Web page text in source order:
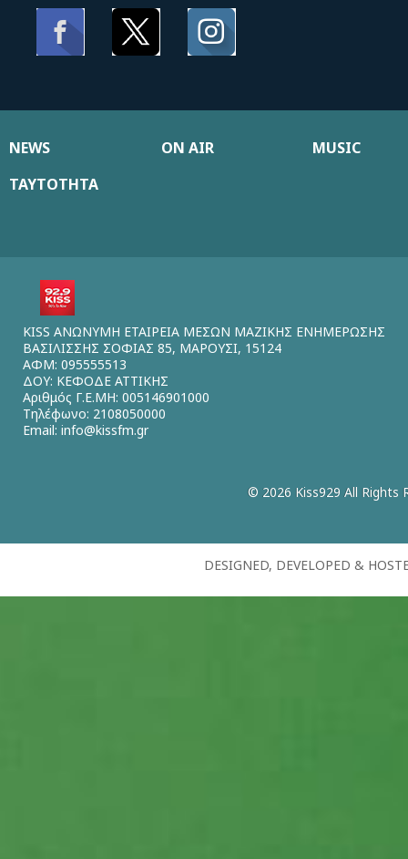
NEWS ON AIR
MUSIC
ΤΑΥΤΟΤΗΤΑ
KISS ΑΝΩΝΥΜΗ ΕΤΑΙΡΕΙΑ ΜΕΣΩΝ ΜΑΖΙΚΗΣ ΕΝΗΜΕΡΩΣΗΣ
ΒΑΣΙΛΙΣΣΗΣ ΣΟΦΙΑΣ 85, ΜΑΡΟΥΣΙ, 15124
ΑΦΜ: 095555513
ΔΟΥ: ΚΕΦΟΔΕ ΑΤΤΙΚΗΣ
Αριθμός Γ.Ε.ΜΗ: 005146901000
Τηλέφωνο: 2108050000
Email: info@kissfm.gr
© 2026 Kiss929 All Rights
DESIGNED, DEVELOPED &